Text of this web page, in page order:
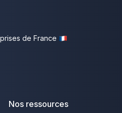
de France
Nos ressources